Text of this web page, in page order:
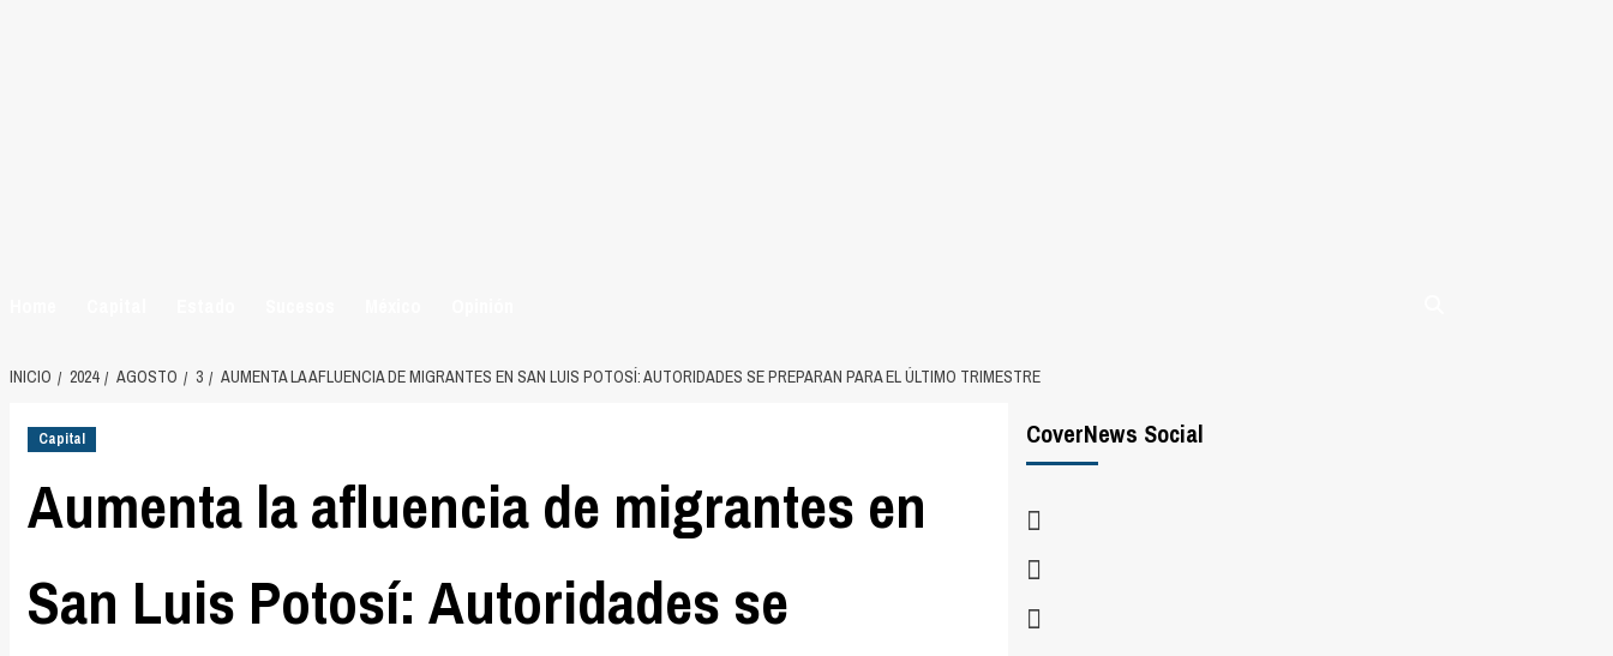
INICIO 2024 AGOSTO 3 AUMENTA LA AFLUENCIA DE MIGRANTES EN SAN LUIS POTOSÍ: AUTORIDADES SE PREPARAN PARA EL ÚLTIMO TRIMESTRE
Capital
Aumenta la afluencia de migrantes en
San Luis Potosí: Autoridades se
CoverNews Social